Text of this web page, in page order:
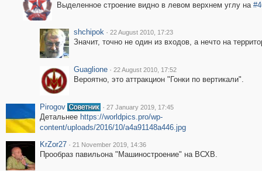
Выделенное строение видно в левом верхнем углу на
shchipok · 22 August 2010, 17:23
Значит, точно не один из входов, а нечто на
Guaglione · 22 August 2010, 17:52
Вероятно, это аттракцион "Гонки по вертикали".
Pirogov · 27 January 2019, 17:45
Детальнее https://worldpics.pro/wp-
content/uploads/2016/10/a4a91148a446.jpg
KrZor27 · 21 November 2019, 14:36
Прообраз павильона "Машиностроение" на ВСХВ.